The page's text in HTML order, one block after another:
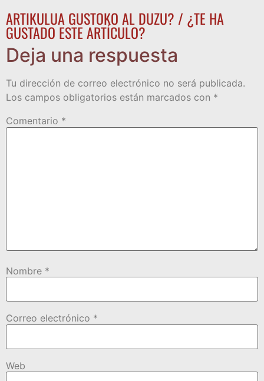
ARTIKULUA GUSTOKO AL DUZU? / ¿TE HA
GUSTADO ESTE ARTÍCULO?
Deja una respuesta
Tu dirección de correo electrónico no será publicada.
Los campos obligatorios están marcados con *
Comentario *
Nombre *
Correo electrónico *
Web